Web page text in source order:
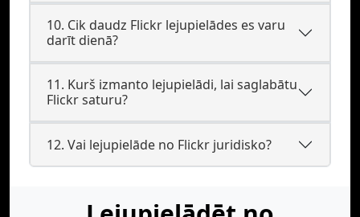
10. Cik daudz Flickr lejupielādes es varu
darīt dienā?
11. Kurš izmanto lejupielādi, lai saglabātu
Flickr saturu?
12. Vai lejupielāde no Flickr juridisko?